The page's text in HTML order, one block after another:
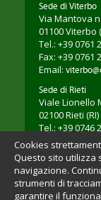
Sede di Viterbo
Via Mantova
01100Viterbo
Tel.: +39 0761
Fax: +39 0761
Email:
Sede di Rieti
Viale Lionello
02100Rieti (RI)
Tel.: +39 0746
Fax: +39 0746
Email:
Cookies
Questo sito utilizza
navigazione.
strumenti di
garantire il